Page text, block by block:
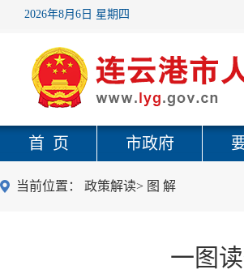
2026年8月6日 星期四
首 页 市政府
当前位置： 政策解读> 图 解
一图